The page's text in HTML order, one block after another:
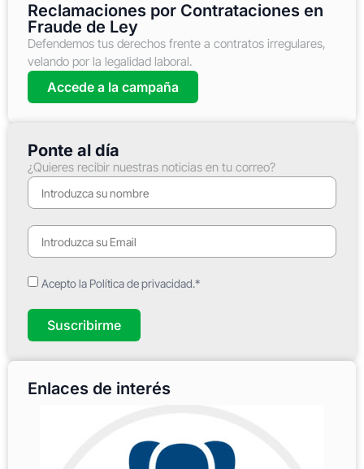
Reclamaciones por Contrataciones en
Fraude de Ley
Defendemos tus derechos frente a contratos irregulares,
velando por la legalidad laboral.
Accede a la campaña
Ponte al día
¿Quieres recibir nuestras noticias en tu correo?
Acepto la Política de privacidad.*
Suscribirme
Enlaces de interés